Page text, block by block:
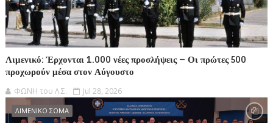
Λιμενικό: Έρχονται 1.000 νέες προσλήψεις – Οι πρώτες 500
προχωρούν μέσα στον Αύγουστο
ΦΩΝΗ του Λ.Σ. Jul 28, 2026
ΛΙΜΕΝΙΚΟ ΣΩΜΑ